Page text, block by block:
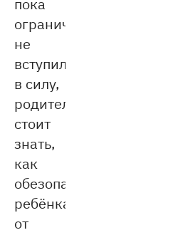
ограничения
не
вступили
в силу,
родителям
стоит
знать,
как
обезопасить
ребёнка
от